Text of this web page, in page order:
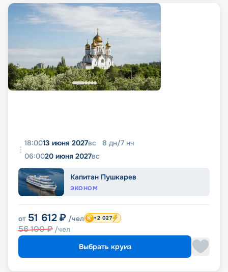
18:0013 июня 2027вс 8 дн/7 нч
06:0020 июня 2027вс
Капитан Пушкарев
ЭКОНОМ
от 51 612 ₽ /чел
56 100₽ /чел
+2 027
Выбрать круиз